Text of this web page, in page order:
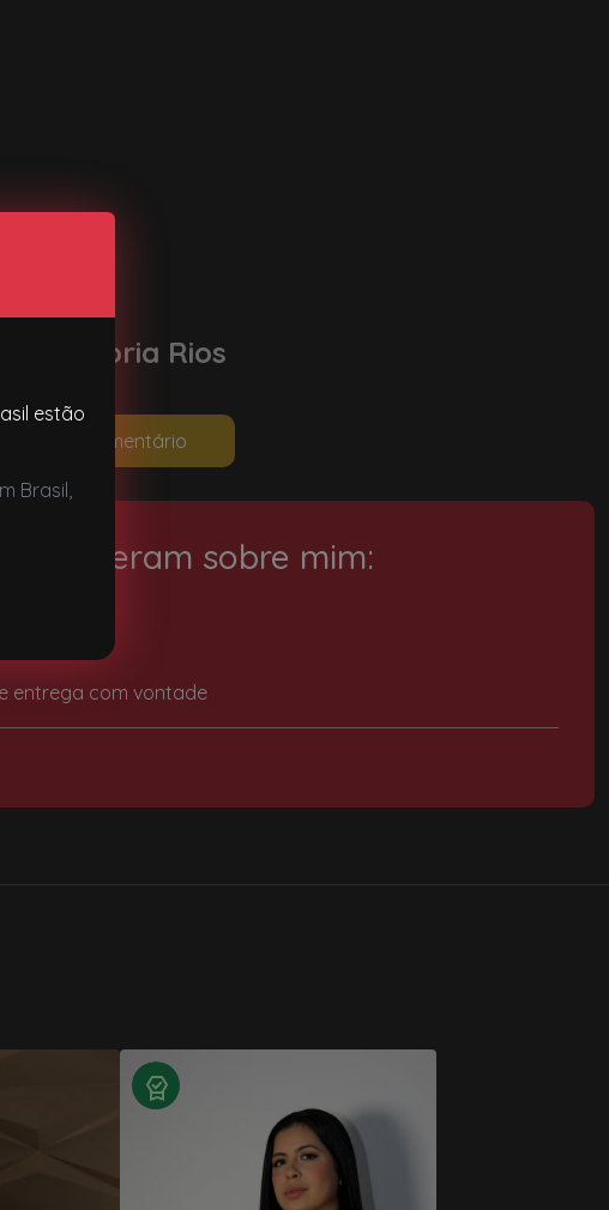
Gloria Rios
seu comentário
já disseram sobre mim:
entrega com vontade
estão
Brasil,